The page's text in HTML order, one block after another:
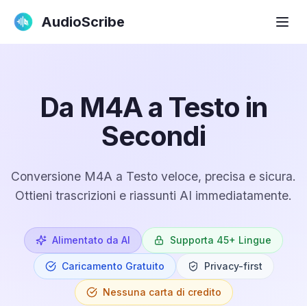
AudioScribe
Da M4A a Testo in
Secondi
Conversione M4A a Testo veloce, precisa e sicura.
Ottieni trascrizioni e riassunti AI immediatamente.
Alimentato da AI Supporta 45+ Lingue
Caricamento Gratuito Privacy-first
Nessuna carta di credito